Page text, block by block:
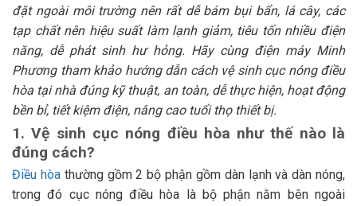
đặt ngoài môi trường nên rất dễ bám bụi bẩn, lá cây, các
tạp chất nên hiệu suất làm lạnh giảm, tiêu tốn nhiều điện
năng, dễ phát sinh hư hỏng. Hãy cùng điện máy Minh
Phương tham khảo hướng dẫn cách vệ sinh cục nóng điều
hòa tại nhà đúng kỹ thuật, an toàn, dễ thực hiện, hoạt động
bền bỉ, tiết kiệm điện, nâng cao tuổi thọ thiết bị.
1. Vệ sinh cục nóng điều hòa như thế nào là
đúng cách?
Điều hòathường gồm 2 bộ phận gồm dàn lạnh và dàn nóng,
trong đó cục nóng điều hòa là bộ phận nằm bên ngoài